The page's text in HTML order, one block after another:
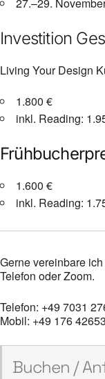
27.–29.
Investition
Living Your Design
1.800 €
inkl. Reading:
1.600 €
inkl. Reading:
Gerne vereinbare
Telefon oder Zoom.
Telefon: +49 7031
Mobil: +49 176
Buchen /